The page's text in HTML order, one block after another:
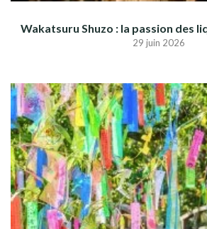
Wakatsuru Shuzo : la passion des
29 juin 2026